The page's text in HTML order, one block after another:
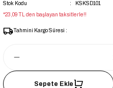
Stok Kodu
KSKSD101
*23,09 TL den başlayan taksitlerle!!
Tahmini Kargo Süresi :
Sepete Ekle